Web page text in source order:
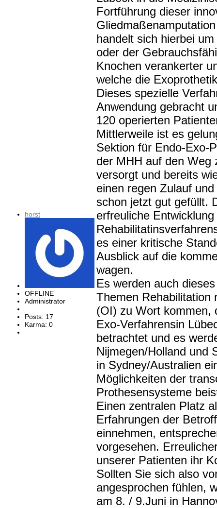
horst
OFFLINE
Administrator
Posts: 17
Karma: 0
Fortführung dieser
handelt sich hierbei
oder der
Knochen verankerter
welche die
Dieses spezielle
Anwendung gebracht
120 operierten
Mittlerweile ist es
Sektion für Endo-Exo-
der MHH auf den Weg
versorgt und bereits
einen regen Zulauf
schon jetzt gut gefüllt.
erfreuliche
es einer kritische
Ausblick auf die
wagen.
Es werden auch
Themen Rehabilitation
(OI) zu Wort kommen,
Exo-Verfahrensin
betrachtet und es
Nijmegen/Holland und
in Sydney/Australien
Möglichkeiten der
Prothesensysteme
Einen zentralen Platz
Erfahrungen der
einnehmen,
vorgesehen.
unserer Patienten ihr
Sollten Sie sich also
angesprochen fühlen,
am 8. / 9.Juni in